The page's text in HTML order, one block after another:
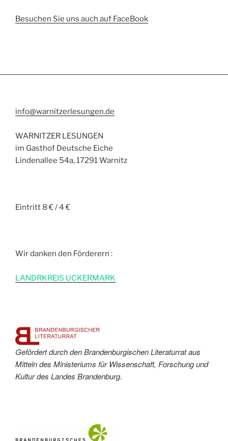
Besuchen Sie uns auch auf FaceBook
info@warnitzerlesungen.de
WARNITZER LESUNGEN
im Gasthof Deutsche Eiche
Lindenallee 54a, 17291 Warnitz
Eintritt 8 € / 4 €
Wir danken den Förderern :
LANDRKREIS UCKERMARK
Gefördert durch den Brandenburgischen Literaturrat aus
Mitteln des Ministeriums für Wissenschaft, Forschung und
Kultur des Landes Brandenburg.